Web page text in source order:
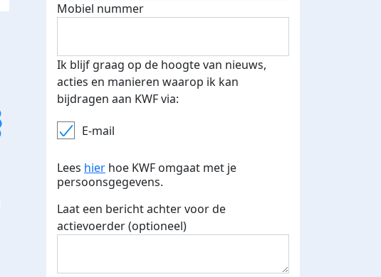
Mobiel nummer
Ik blijf graag op de hoogte van nieuws,
acties en manieren waarop ik kan
bijdragen aan KWF via:
E-mail
Lees hier hoe KWF omgaat met je
persoonsgegevens.
Laat een bericht achter voor de
actievoerder (optioneel)